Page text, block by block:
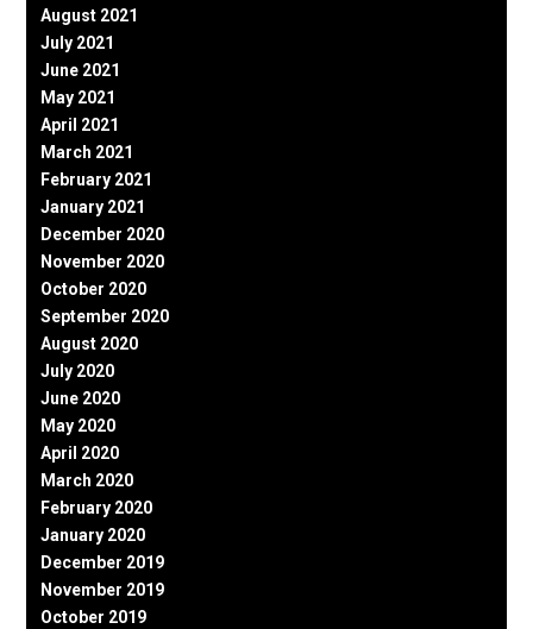
August 2021
July 2021
June 2021
May 2021
April 2021
March 2021
February 2021
January 2021
December 2020
November 2020
October 2020
September 2020
August 2020
July 2020
June 2020
May 2020
April 2020
March 2020
February 2020
January 2020
December 2019
November 2019
October 2019